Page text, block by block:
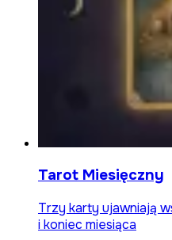
Tarot Miesięczny
Trzy karty ujawniają
i koniec miesiąca